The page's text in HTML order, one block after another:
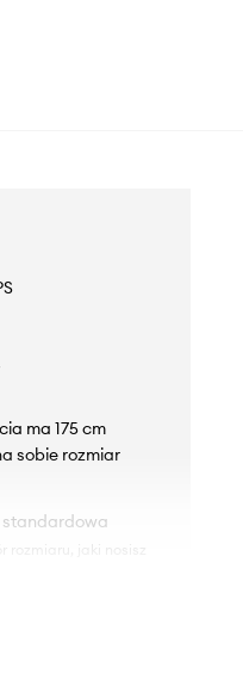
ma 175 cm
sobie rozmiar
standardowa
jaki nosisz